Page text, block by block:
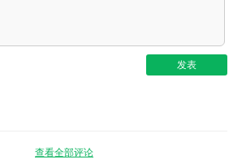
查看全部评论